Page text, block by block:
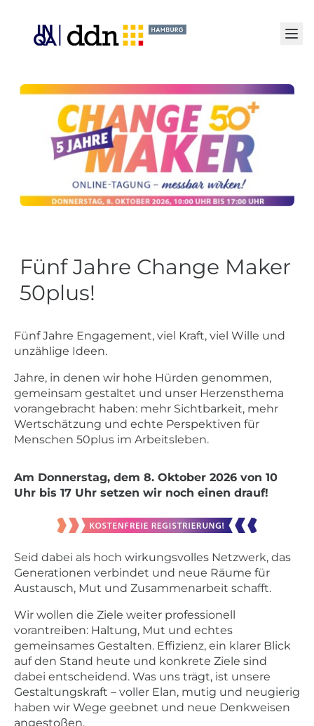
Fünf Jahre Change Maker
50plus!
Fünf Jahre Engagement, viel Kraft, viel Wille und
unzählige Ideen.
Jahre, in denen wir hohe Hürden genommen,
gemeinsam gestaltet und unser Herzensthema
vorangebracht haben: mehr Sichtbarkeit, mehr
Wertschätzung und echte Perspektiven für
Menschen 50plus im Arbeitsleben.
Am Donnerstag, dem 8. Oktober 2026 von 10
Uhr bis 17 Uhr setzen wir noch einen drauf!
Seid dabei als hoch wirkungsvolles Netzwerk, das
Generationen verbindet und neue Räume für
Austausch, Mut und Zusammenarbeit schafft.
Wir wollen die Ziele weiter professionell
vorantreiben: Haltung, Mut und echtes
gemeinsames Gestalten. Effizienz, ein klarer Blick
auf den Stand heute und konkrete Ziele sind
dabei entscheidend. Was uns trägt, ist unsere
Gestaltungskraft – voller Elan, mutig und neugierig
haben wir Wege geebnet und neue Denkweisen
angestoßen.